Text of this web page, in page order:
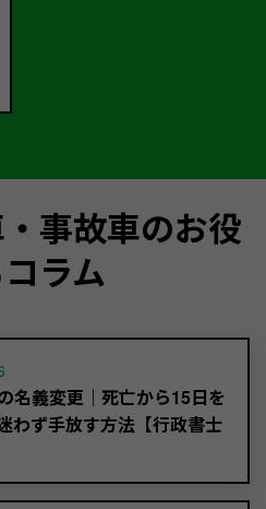
事故車のお役
ラム
名義変更｜死亡から15日を
わず手放す方法【行政書士